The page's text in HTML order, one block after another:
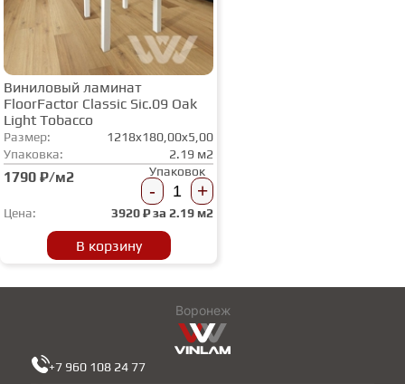
Виниловый ламинат
FloorFactor Classic Sic.09 Oak
Light Tobacco
Размер:
1218x180,00x5,00
Упаковка:
2.19 м2
1790 ₽/м2 Упаковок
- +
Цена: 3920₽ за 2.19 м2
В корзину
Воронеж
+7 960 108 24 77